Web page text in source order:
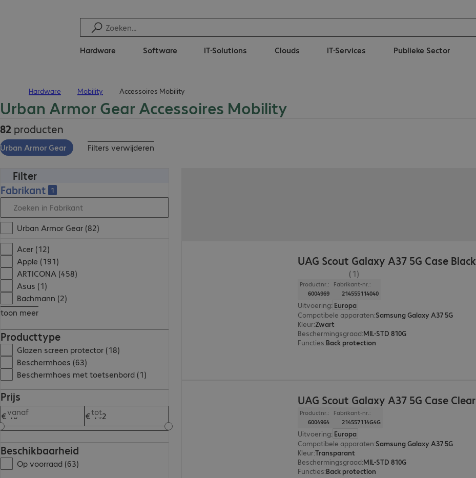
Hardware Software IT-Solutions Clouds IT-Services Publieke Sector
Hardware Mobility Accessoires Mobility
Urban Armor Gear Accessoires Mobility
82 producten
Urban Armor Gear Filters verwijderen
Filter
Fabrikant
1
Urban Armor Gear (82)
Acer (12)
Apple (191)
ARTICONA (458)
Asus (1)
Bachmann (2)
toon meer
Producttype
Glazen screen protector (18)
Beschermhoes (63)
Beschermhoes met toetsenbord (1)
Prijs
vanaf tot
Beschikbaarheid
Op voorraad (63)
UAG Scout Galaxy A37 5G Case Black
(1)
Productnr.:
6004969
Fabrikant-nr.:
214555114040
Uitvoering: Europa
Compatibele apparaten:Samsung Galaxy A37 5G
Kleur:Zwart
Beschermingsgraad:MIL-STD 810G
Functies:Back protection
UAG Scout Galaxy A37 5G Case Clear
Productnr.:
6004964
Fabrikant-nr.:
214557114G4G
Uitvoering: Europa
Compatibele apparaten:Samsung Galaxy A37 5G
Kleur:Transparant
Beschermingsgraad:MIL-STD 810G
Functies:Back protection